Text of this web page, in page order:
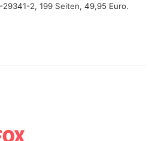
2, 199 Seiten, 49,95 Euro.